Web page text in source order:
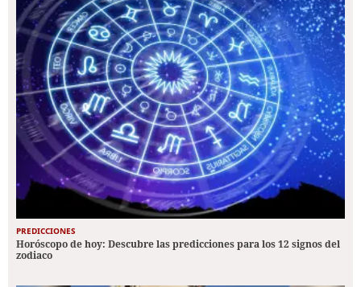
PREDICCIONES
Horóscopo de hoy: Descubre las predicciones para los 12 signos del
zodiaco